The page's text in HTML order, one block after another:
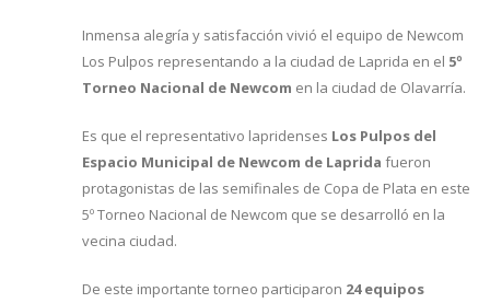
Inmensa alegría y satisfacción vivió el equipo de Newcom
Los Pulpos representando a la ciudad de Laprida en el 5º
Torneo Nacional de Newcom en la ciudad de Olavarría.
Es que el representativo lapridenses Los Pulpos del
Espacio Municipal de Newcom de Laprida fueron
protagonistas de las semifinales de Copa de Plata en este
5º Torneo Nacional de Newcom que se desarrolló en la
vecina ciudad.
De este importante torneo participaron 24 equipos